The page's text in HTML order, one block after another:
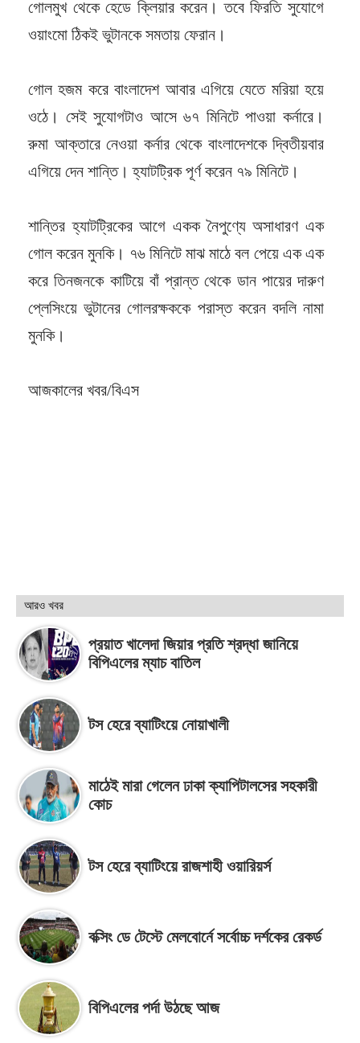
গোলমুখ থেকে হেডে ক্লিয়ার করেন। তবে ফিরতি সুযোগে
ওয়াংমো ঠিকই ভুটানকে সমতায় ফেরান।
গোল হজম করে বাংলাদেশ আবার এগিয়ে যেতে মরিয়া হয়ে
ওঠে। সেই সুযোগটাও আসে ৬৭ মিনিটে পাওয়া কর্নারে।
রুমা আক্তারে নেওয়া কর্নার থেকে বাংলাদেশকে দ্বিতীয়বার
এগিয়ে দেন শান্তি। হ্যাটট্রিক পূর্ণ করেন ৭৯ মিনিটে।
শান্তির হ্যাটট্রিকের আগে একক নৈপুণ্যে অসাধারণ এক
গোল করেন মুনকি। ৭৬ মিনিটে মাঝ মাঠে বল পেয়ে এক এক
করে তিনজনকে কাটিয়ে বাঁ প্রান্ত থেকে ডান পায়ের দারুণ
প্লেসিংয়ে ভুটানের গোলরক্ষককে পরাস্ত করেন বদলি নামা
মুনকি।
আজকালের খবর/বিএস
আরও খবর
প্রয়াত খালেদা জিয়ার প্রতি শ্রদ্ধা জানিয়ে
বিপিএলের ম্যাচ বাতিল
টস হেরে ব্যাটিংয়ে নোয়াখালী
মাঠেই মারা গেলেন ঢাকা ক্যাপিটালসের সহকারী
কোচ
টস হেরে ব্যাটিংয়ে রাজশাহী ওয়ারিয়র্স
বক্সিং ডে টেস্টে মেলবোর্নে সর্বোচ্চ দর্শকের রেকর্ড
বিপিএলের পর্দা উঠছে আজ